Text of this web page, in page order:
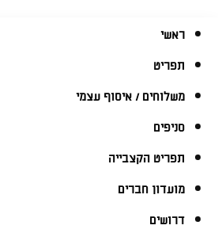
ראשי
תפריט
משלוחים / איסוף עצמי
סניפים
תפריט הקצבייה
מועדון חברים
דרושים